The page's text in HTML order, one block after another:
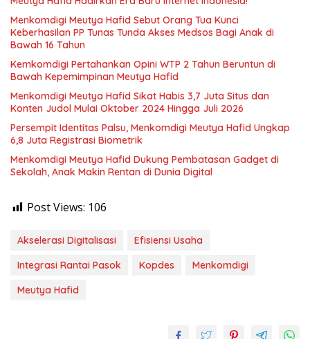
Menkomdigi Meutya Hafid Sebut Orang Tua Kunci
Keberhasilan PP Tunas Tunda Akses Medsos Bagi Anak di
Bawah 16 Tahun
Kemkomdigi Pertahankan Opini WTP 2 Tahun Beruntun di
Bawah Kepemimpinan Meutya Hafid
Menkomdigi Meutya Hafid Sikat Habis 3,7 Juta Situs dan
Konten Judol Mulai Oktober 2024 Hingga Juli 2026
Persempit Identitas Palsu, Menkomdigi Meutya Hafid Ungkap
6,8 Juta Registrasi Biometrik
Menkomdigi Meutya Hafid Dukung Pembatasan Gadget di
Sekolah, Anak Makin Rentan di Dunia Digital
Post Views: 106
Akselerasi Digitalisasi
Efisiensi Usaha
Integrasi Rantai Pasok
Kopdes
Menkomdigi
Meutya Hafid